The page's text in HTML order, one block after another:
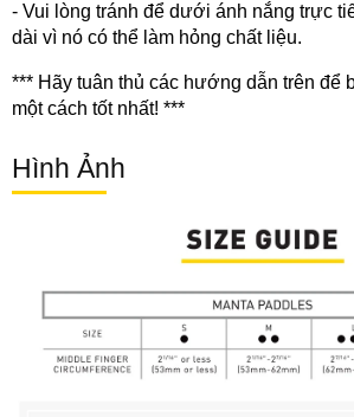
- Vui lòng tránh để dưới ánh nắng trực
dài vì nó có thể làm hỏng chất liệu.
*** Hãy tuân thủ các hướng dẫn trên để
một cách tốt nhất! ***
Hình Ảnh